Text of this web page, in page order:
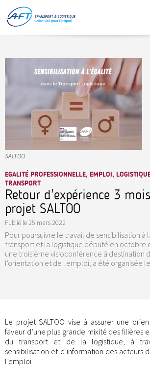
contenu
principal
SALTOO
EGALITÉ PROFESSIONNELLE, EMPLOI,
TRANSPORT
Retour d'expérience 3
projet SALTOO
Publié le 25 mars 2022
Pour poursuivre le travail de sensibilisation à
transport et la logistique débuté en octobre
une troisième visioconférence à destination
l'orientation et de l'emploi, a été organisée le
Le projet SALTOO vise à assurer une
faveur d’une plus grande mixité des filières
du transport et de la logistique, à
sensibilisation et d’information des acteurs
l’emploi.